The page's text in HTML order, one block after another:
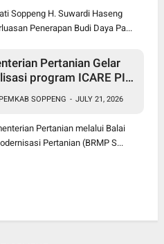
Soppeng H. Suwardi Haseng
Penerapan Budi Daya Pa...
Pertanian Gelar
program ICARE PIU
SOPPENG - JULY 21, 2026
Pertanian melalui Balai
Pertanian (BRMP S...